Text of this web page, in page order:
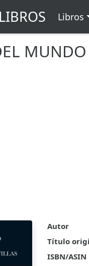
Libros
Autor
Título
ISBN/ASIN